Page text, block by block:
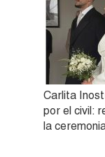
Carlita
por el civil:
la